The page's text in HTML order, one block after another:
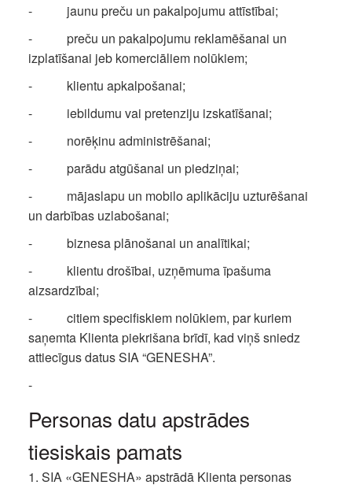
- jaunu preču un pakalpojumu attīstībai;
- preču un pakalpojumu reklamēšanai un
izplatīšanai jeb komerciāliem nolūkiem;
- klientu apkalpošanai;
- iebildumu vai pretenziju izskatīšanai;
- norēķinu administrēšanai;
- parādu atgūšanai un piedziņai;
- mājaslapu un mobilo aplikāciju uzturēšanai
un darbības uzlabošanai;
- biznesa plānošanai un analītikai;
- klientu drošībai, uzņēmuma īpašuma
aizsardzībai;
- citiem specifiskiem nolūkiem, par kuriem
saņemta Klienta piekrišana brīdī, kad viņš sniedz
attiecīgus datus SIA “GENESHA”.
-
Personas datu apstrādes
tiesiskais pamats
1. SIA «GENESHA» apstrādā Klienta personas